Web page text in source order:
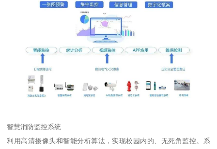
智慧消防监控系统
利用高清摄像头和智能分析算法，实现校园内的、无死角监控。系